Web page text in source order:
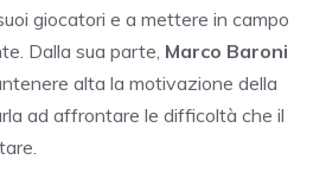
giocatori e a mettere in campo
Dalla sua parte, Marco Baroni
alta la motivazione della
ad affrontare le difficoltà che il